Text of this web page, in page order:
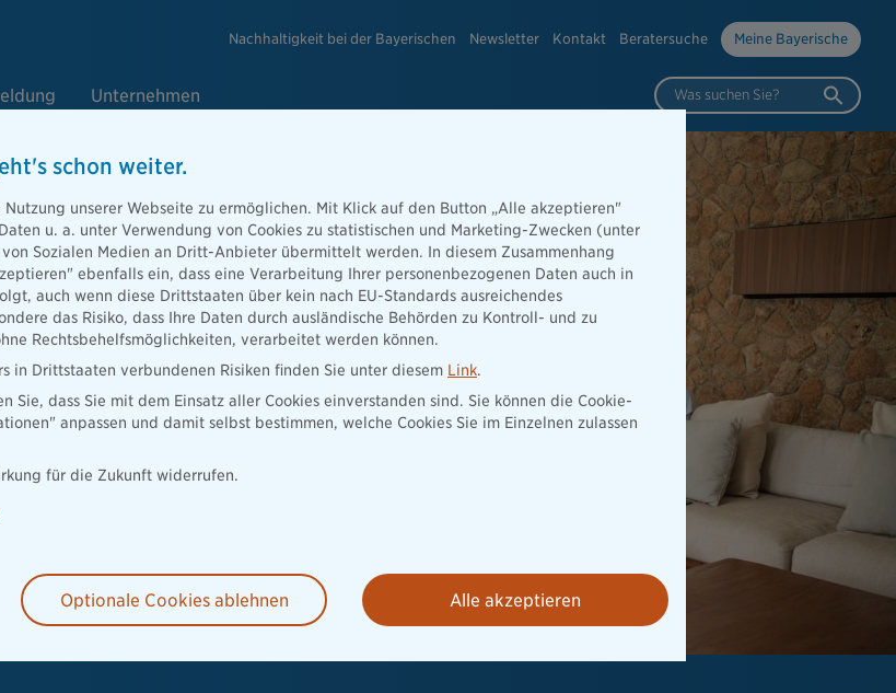
Nachhaltigkeit bei der Bayerischen Newsletter Kontakt Beratersuche Meine Bayerische
Unternehmen Was suchen Sie?
schon weiter.
unserer Webseite zu ermöglichen. Mit Klick auf den Button „Alle akzeptieren"
u. a. unter Verwendung von Cookies zu statistischen und Marketing-Zwecken (unter
Sozialen Medien an Dritt-Anbieter übermittelt werden. In diesem Zusammenhang
ebenfalls ein, dass eine Verarbeitung Ihrer personenbezogenen Daten auch in
auch wenn diese Drittstaaten über kein nach EU-Standards ausreichendes
das Risiko, dass Ihre Daten durch ausländische Behörden zu Kontroll- und zu
Rechtsbehelfsmöglichkeiten, verarbeitet werden können.
in Drittstaaten verbundenen Risiken finden Sie unter diesem Link.
Sie, dass Sie mit dem Einsatz aller Cookies einverstanden sind. Sie können die Cookie-
anpassen und damit selbst bestimmen, welche Cookies Sie im Einzelnen zulassen
für die Zukunft widerrufen.
Optionale Cookies ablehnen Alle akzeptieren